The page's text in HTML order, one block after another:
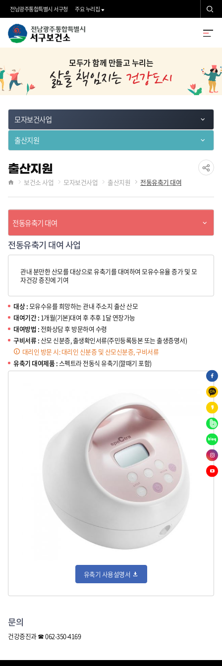
전
남
광
주
통
특
별
서
구
보
건
소">
전남광주통합특별시 서구청 주요 누리집
페
이
스
북
카
카
오
톡
채
널
카
카
오
스
토
네
이
버
블
로
인
전
메
뉴
모두가 함께 만들고 누리는
출산지원
보건소 사업 모자보건사업 출산지원 전동유축기 대여
모자보건사업
출산지원
유
하
전동유축기 대여
전동유축기 대여 사업
관내 분만한 산모를 대상으로 유축기를 대여하여 모유수유율 증가 및 모
자건강 증진에 기여
대상 :모유수유를 희망하는 관내 주소지 출산 산모
대여기간 : 1개월(기본)대여 후 추후 1달 연장가능
대여방법 : 전화상담 후 방문하여 수령
구비서류 : 산모 신분증, 출생확인서류(주민등록등본 또는 출생증명서)
대리인 방문 시: 대리인 신분증 및 산모신분증, 구비서류
유축기 대여제품 :스펙트라 전동식 유축기(깔때기 포함)
유축기 사용설명서
문의
건강증진과 ☎062-350-4169